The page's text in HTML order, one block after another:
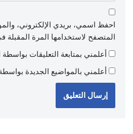
احفظ اسمي، بريدي الإلكتروني،
المتصفح لاستخدامها المرة المقبلة
أعلمني بمتابعة التعليقات بواسطة
أعلمني بالمواضيع الجديدة بواسطة